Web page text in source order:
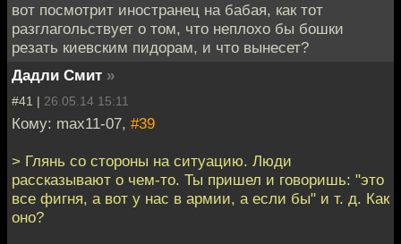
вот посмотрит иностранец на бабая, как тот
разглагольствует о том, что неплохо бы бошки
резать киевским пидорам, и что вынесет?
Дадли Смит »
#41 | 26.05.14 15:11
Кому: max11-07, #39
> Глянь со стороны на ситуацию. Люди
рассказывают о чем-то. Ты пришел и говоришь: "это
все фигня, а вот у нас в армии, а если бы" и т. д. Как
оно?